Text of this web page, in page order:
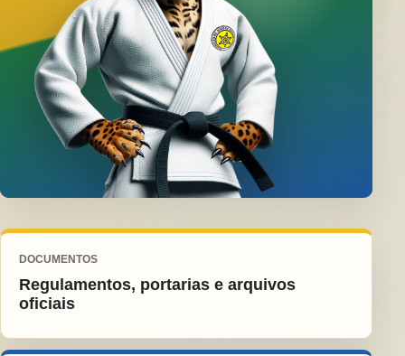
DOCUMENTOS
Regulamentos, portarias e arquivos
oficiais